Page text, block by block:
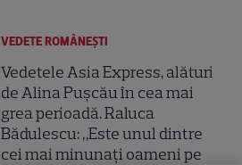
VEDETE ROMÂNEŞTI
Vedetele Asia Express, alături
de Alina Pușcău în cea mai
grea perioadă. Raluca
Bădulescu: „Este unul dintre
cei mai minunați oameni pe